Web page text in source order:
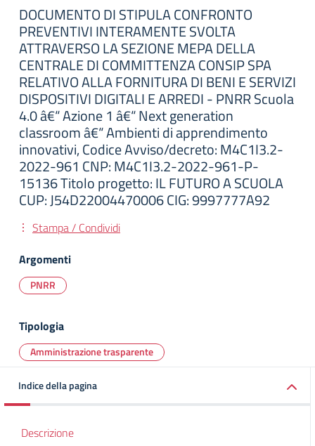
DOCUMENTO DI STIPULA CONFRONTO
PREVENTIVI INTERAMENTE SVOLTA
ATTRAVERSO LA SEZIONE MEPA DELLA
CENTRALE DI COMMITTENZA CONSIP SPA
RELATIVO ALLA FORNITURA DI BENI E SERVIZI
DISPOSITIVI DIGITALI E ARREDI - PNRR Scuola
4.0 â€“ Azione 1 â€“ Next generation
classroom â€“ Ambienti di apprendimento
innovativi, Codice Avviso/decreto: M4C1I3.2-
2022-961 CNP: M4C1I3.2-2022-961-P-
15136 Titolo progetto: IL FUTURO A SCUOLA
CUP: J54D22004470006 CIG: 9997777A92
Stampa / Condividi
Argomenti
PNRR
Tipologia
Amministrazione trasparente
Indice della pagina
Descrizione